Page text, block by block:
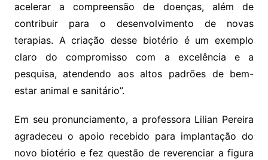
acelerar a compreensão de doenças, além de
contribuir para o desenvolvimento de novas
terapias. A criação desse biotério é um exemplo
claro do compromisso com a excelência e a
pesquisa, atendendo aos altos padrões de bem-
estar animal e sanitário”.
Em seu pronunciamento, a professora Lilian Pereira
agradeceu o apoio recebido para implantação do
novo biotério e fez questão de reverenciar a figura